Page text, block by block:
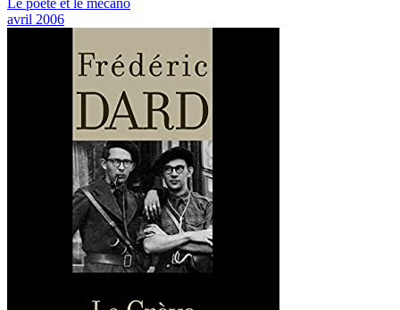
Le poète et le mécano
avril 2006